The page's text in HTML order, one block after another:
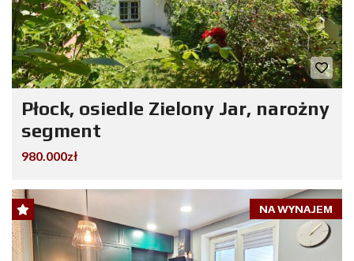
Płock, osiedle Zielony Jar, narożny
segment
980.000zł
NA WYNAJEM